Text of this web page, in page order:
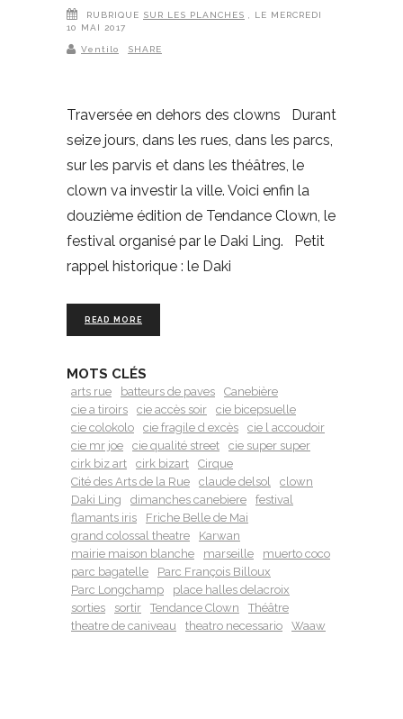
RUBRIQUE SUR LES PLANCHES
, LE MERCREDI
10 MAI 2017
Ventilo SHARE
Traversée en dehors des clowns Durant
seize jours, dans les rues, dans les parcs,
sur les parvis et dans les théâtres, le
clown va investir la ville. Voici enfin la
douzième édition de Tendance Clown, le
festival organisé par le Daki Ling. Petit
rappel historique : le Daki
READ MORE
MOTS CLÉS
arts rue batteurs de paves
Canebière
cie a tiroirs
cie accès soir
cie bicepsuelle
cie colokolo
cie fragile d excès
cie l accoudoir
cie mr joe
cie qualité street
cie super super
cirk biz art
cirk bizart
Cirque
Cité des Arts de la Rue
claude delsol
clown
Daki Ling
dimanches canebiere
festival
flamants iris
Friche Belle de Mai
grand colossal theatre
Karwan
mairie maison blanche
marseille
muerto coco
parc bagatelle
Parc François Billoux
Parc Longchamp
place halles delacroix
sorties
sortir Tendance Clown
Théâtre
theatre de caniveau
theatro necessario Waaw